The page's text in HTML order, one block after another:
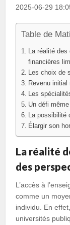
2025-06-29
Table de
La réalité
financières
Les choix de
Revenu initial
Les
Un défi
La possibilité
Élargir son
La réalité
des
L’accès à
comme un
individu. En
universités